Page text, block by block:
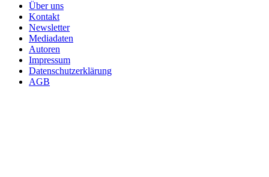
Über uns
Kontakt
Newsletter
Mediadaten
Autoren
Impressum
Datenschutzerklärung
AGB